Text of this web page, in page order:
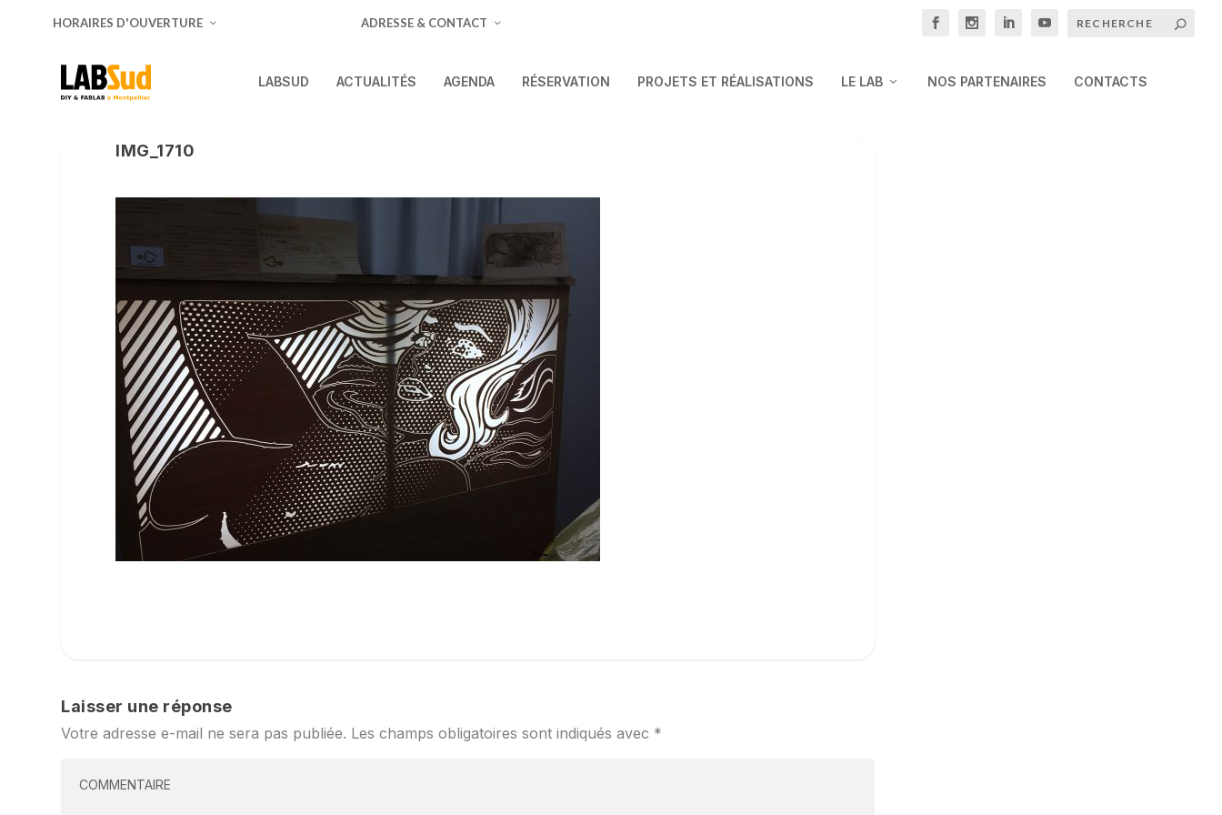
HORAIRES D'OUVERTURE ADRESSE & CONTACT
LABSUD ACTUALITÉS AGENDA RÉSERVATION PROJETS ET RÉALISATIONS LE LAB NOS PARTENAIRES CONTACTS
IMG_1710
Laisser une réponse
Votre adresse e-mail ne sera pas publiée. Les champs obligatoires sont indiqués avec *